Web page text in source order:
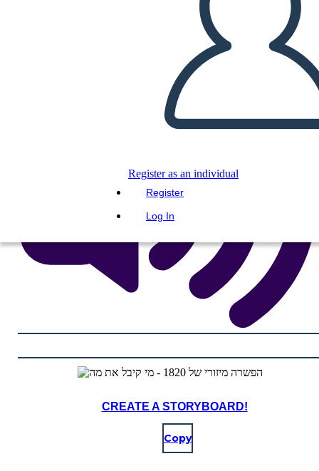
Register as an individual
Register
Log In
PLAY SLIDESHOW
READ TO ME
CREATE A STORYBOARD!
Copy